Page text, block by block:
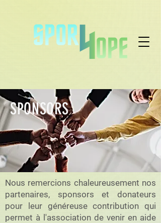
Nous remercions chaleureusement nos
partenaires, sponsors et donateurs
pour leur généreuse contribution qui
permet à l'association de venir en aide
SPONSORS